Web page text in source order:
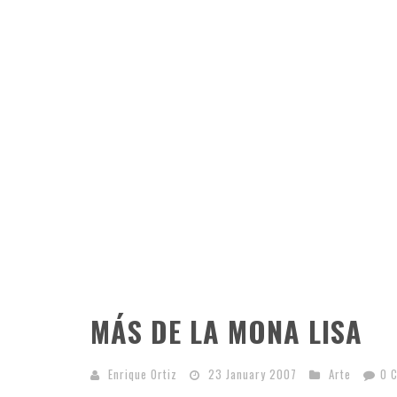
MÁS DE LA MONA LISA
Enrique Ortiz 23 January 2007 Arte 0